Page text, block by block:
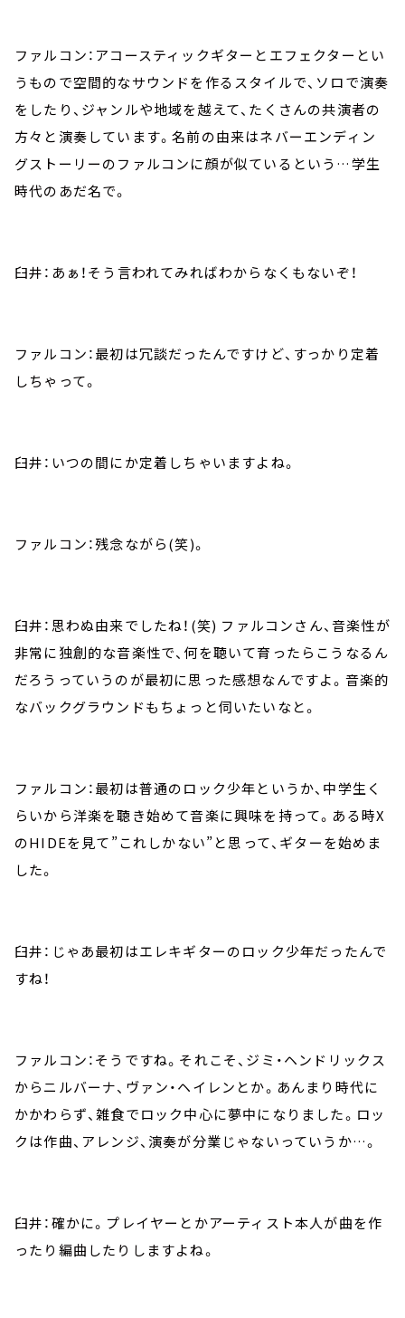
ファルコン：アコースティックギターとエフェクターとい
うもので空間的なサウンドを作るスタイルで、ソロで演奏
をしたり、ジャンルや地域を越えて、たくさんの共演者の
方々と演奏しています。名前の由来はネバーエンディン
グストーリーのファルコンに顔が似ているという…学生
時代のあだ名で。
臼井：あぁ！そう言われてみればわからなくもないぞ！
ファルコン：最初は冗談だったんですけど、すっかり定着
しちゃって。
臼井：いつの間にか定着しちゃいますよね。
ファルコン：残念ながら(笑)。
臼井：思わぬ由来でしたね！(笑) ファルコンさん、音楽性が
非常に独創的な音楽性で、何を聴いて育ったらこうなるん
だろうっていうのが最初に思った感想なんですよ。音楽的
なバックグラウンドもちょっと伺いたいなと。
ファルコン：最初は普通のロック少年というか、中学生く
らいから洋楽を聴き始めて音楽に興味を持って。ある時X
のHIDEを見て”これしかない”と思って、ギターを始めま
した。
臼井：じゃあ最初はエレキギターのロック少年だったんで
すね！
ファルコン：そうですね。それこそ、ジミ・ヘンドリックス
からニルバーナ、ヴァン・ヘイレンとか。あんまり時代に
かかわらず、雑食でロック中心に夢中になりました。ロッ
クは作曲、アレンジ、演奏が分業じゃないっていうか…。
臼井：確かに。プレイヤーとかアーティスト本人が曲を作
ったり編曲したりしますよね。